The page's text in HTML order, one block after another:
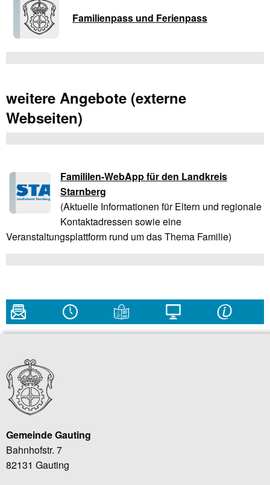
Familienpass und Ferienpass
weitere Angebote (externe
Webseiten)
Famililen-WebApp für den Landkreis
Starnberg
(Aktuelle Informationen für Eltern und regionale
Kontaktadressen sowie eine
Veranstaltungsplattform rund um das Thema Familie)
Gemeinde Gauting
Bahnhofstr. 7
82131 Gauting